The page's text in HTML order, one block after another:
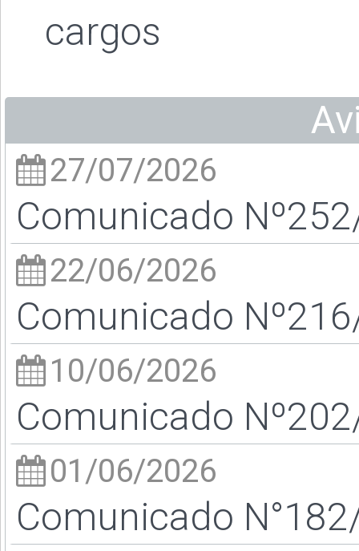
cargos
27/07/2026
Comunicado
22/06/2026
Comunicado
10/06/2026
Comunicado
01/06/2026
Comunicado